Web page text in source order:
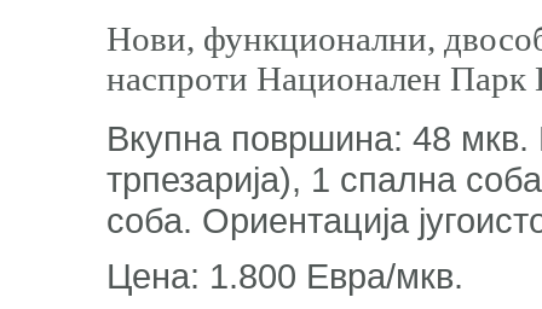
Нови, функционални,
наспроти Национален Парк
Вкупна површина: 48 мкв.
трпезарија), 1 спална
соба. Ориентација
Цена: 1.800 Евра/мкв.